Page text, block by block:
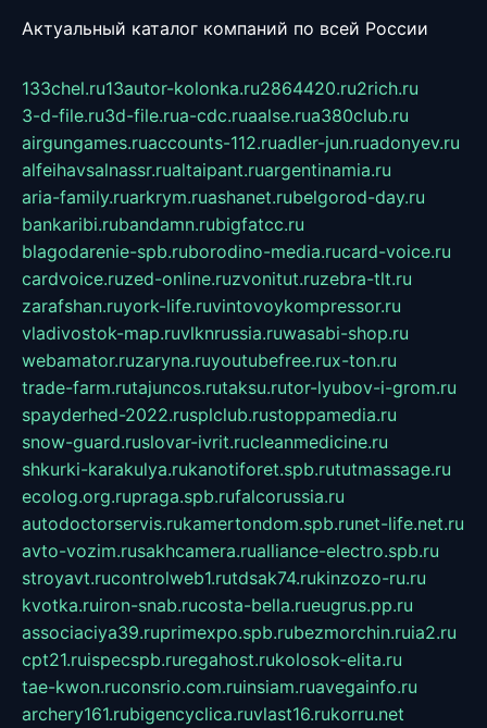
Актуальный каталог компаний по всей России
133chel.ru13autor-kolonka.ru2864420.ru2rich.ru
3-d-file.ru3d-file.rua-cdc.ruaalse.rua380club.ru
airgungames.ruaccounts-112.ruadler-jun.ruadonyev.ru
alfeihavsalnassr.rualtaipant.ruargentinamia.ru
aria-family.ruarkrym.ruashanet.rubelgorod-day.ru
bankaribi.rubandamn.rubigfatcc.ru
blagodarenie-spb.ruborodino-media.rucard-voice.ru
cardvoice.ruzed-online.ruzvonitut.ruzebra-tlt.ru
zarafshan.ruyork-life.ruvintovoykompressor.ru
vladivostok-map.ruvlknrussia.ruwasabi-shop.ru
webamator.ruzaryna.ruyoutubefree.rux-ton.ru
trade-farm.rutajuncos.rutaksu.rutor-lyubov-i-grom.ru
spayderhed-2022.rusplclub.rustoppamedia.ru
snow-guard.ruslovar-ivrit.rucleanmedicine.ru
shkurki-karakulya.rukanotiforet.spb.rututmassage.ru
ecolog.org.rupraga.spb.rufalcorussia.ru
autodoctorservis.rukamertondom.spb.runet-life.net.ru
avto-vozim.rusakhcamera.rualliance-electro.spb.ru
stroyavt.rucontrolweb1.rutdsak74.rukinzozo-ru.ru
kvotka.ruiron-snab.rucosta-bella.rueugrus.pp.ru
associaciya39.ruprimexpo.spb.rubezmorchin.ruia2.ru
cpt21.ruispecspb.ruregahost.rukolosok-elita.ru
tae-kwon.ruconsrio.com.ruinsiam.ruavegainfo.ru
archery161.rubigencyclica.ruvlast16.rukorru.net